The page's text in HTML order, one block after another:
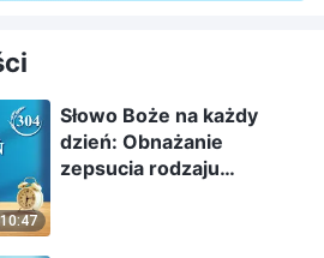
10:47
Słowo Boże na każdy
dzień: Obnażanie
zepsucia rodzaju